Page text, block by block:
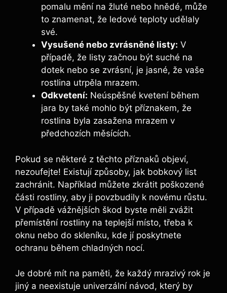
pomalu mění na žluté ‌nebo hnědé,⁤ může
to znamenat, že ledové ‍teploty udělaly
své.
Vysušené nebo zvrásněné listy: V
případě, že listy začnou být suché‌ na
dotek nebo se zvrásní,⁣ je jasné, že vaše
rostlina utrpěla mrazem.
Odkvetení: Neúspěšné⁤ kvetení během
jara by také mohlo být příznakem, že
rostlina byla ‌zasažena mrazem v
předchozích měsících.
Pokud se ⁤některé z těchto příznaků objeví,
nezoufejte! ​Existují způsoby, jak bobkový‍ list
zachránit. Například můžete zkrátit poškozené
části rostliny, aby ji povzbudily k novému růstu.
V případě vážnějších škod byste‌ měli zvážit
přemístění rostliny na teplejší‌ místo, třeba k
oknu nebo do skleníku, kde jí poskytnete
‌ochranu během chladných nocí.
Je ‍dobré mít na paměti, že každý mrazivý rok je
jiný a neexistuje univerzální návod, který by